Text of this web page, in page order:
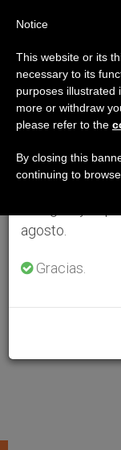
Aviso
Del 27 de
anual,
se generan
agosto.
Gracias.
Notice
This website or its
necessary to its
purposes illustrated
more or withdraw
please refer to the
By closing this
continuing to